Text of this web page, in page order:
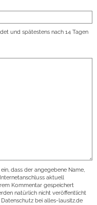
und spätestens nach 14 Tagen
dass der angegebene Name,
aktuell
Kommentar gespeichert
natürlich nicht veröffentlicht
bei alles-lausitz.de